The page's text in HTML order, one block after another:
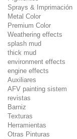
Sprays & Imprimación
Metal Color
Premium Color
Weathering effects
splash mud
thick mud
environment effects
engine effects
Auxiliares
AFV painting sistem
revistas
Barniz
Texturas
Herramientas
Otras Pinturas